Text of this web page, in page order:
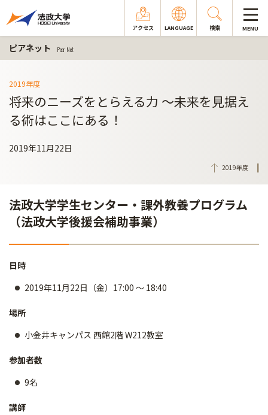
アクセス LANGUAGE 検索 MENU
ピアネット Peer Net
2019年度
将来のニーズをとらえる力 ～未来を見据え
る術はここにある！
2019年11月22日
2019年度
法政大学学生センター・課外教養プログラム
（法政大学後援会補助事業）
日時
2019年11月22日（金）17:00 ～ 18:40
場所
小金井キャンパス 西館2階 W212教室
参加者数
9名
講師